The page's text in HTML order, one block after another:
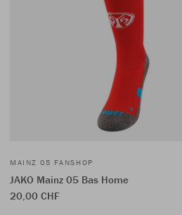
MAINZ 05 FANSHOP
JAKO Mainz 05 Bas Home
20,00 CHF